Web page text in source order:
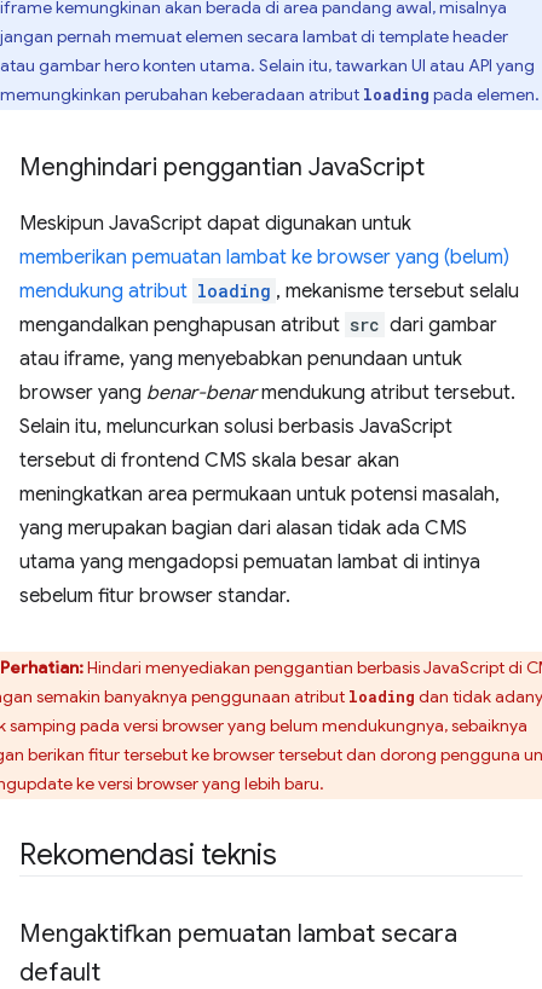
iframe kemungkinan akan berada di area pandang awal, misalnya
jangan pernah memuat elemen secara lambat di template header
atau gambar hero konten utama. Selain itu, tawarkan UI atau API yang
memungkinkan perubahan keberadaan atribut loading pada elemen.
Menghindari penggantian JavaScript
Meskipun JavaScript dapat digunakan untuk
memberikan pemuatan lambat ke browser yang (belum)
mendukung atribut loading , mekanisme tersebut selalu
mengandalkan penghapusan atribut src dari gambar
atau iframe, yang menyebabkan penundaan untuk
browser yang benar-benarmendukung atribut tersebut.
Selain itu, meluncurkan solusi berbasis JavaScript
tersebut di frontend CMS skala besar akan
meningkatkan area permukaan untuk potensi masalah,
yang merupakan bagian dari alasan tidak ada CMS
utama yang mengadopsi pemuatan lambat di intinya
sebelum fitur browser standar.
Perhatian:Hindari menyediakan penggantian berbasis JavaScript di
semakin banyaknya penggunaan atribut loading dan tidak
samping pada versi browser yang belum mendukungnya, sebaiknya
berikan fitur tersebut ke browser tersebut dan dorong pengguna
ke versi browser yang lebih baru.
Rekomendasi teknis
Mengaktifkan pemuatan lambat secara
default